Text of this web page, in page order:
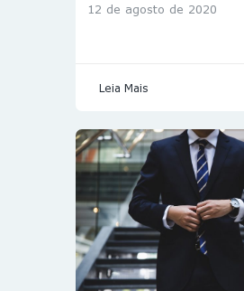
12 de agosto de 2020
Leia Mais